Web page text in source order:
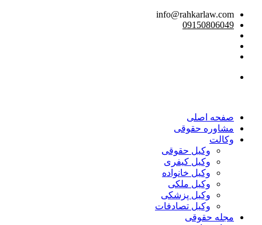
info@rahkarlaw.com
09150806049
صفحه اصلی
مشاوره حقوقی
وکالت
وکیل حقوقی
وکیل کیفری
وکیل خانواده
وکیل ملکی
وکیل پزشکی
وکیل تصادفات
مجله حقوقی